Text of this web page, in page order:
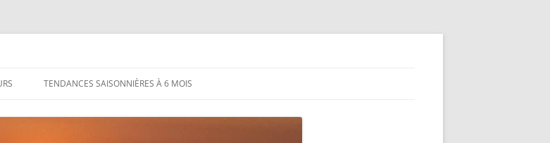
TENDANCES SAISONNIÈRES À 6 MOIS